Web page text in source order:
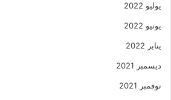
يوليو 2022
يونيو 2022
يناير 2022
ديسمبر 2021
نوفمبر 2021